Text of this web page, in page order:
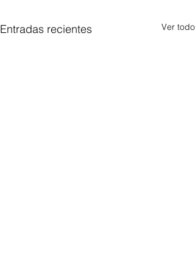
Entradas recientes Ver todo